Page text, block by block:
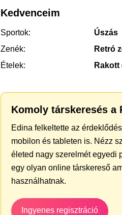
Kedvenceim
Sportok:
Úszás
Zenék:
Retró
Ételek:
Komoly társkeresés a
Edina felkeltette az
mobilon és tableten is. Nézz
életed nagy szerelmét egyedi
egy olyan online társkereső
használhatnak.
Ingyenes regisztráció